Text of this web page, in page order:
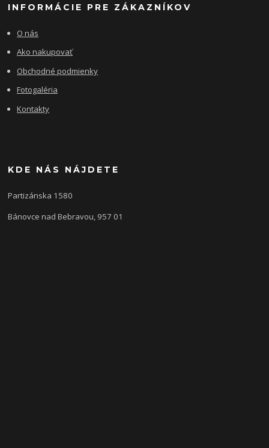
INFORMÁCIE PRE ZÁKAZNÍKOV
O nás
Ako nakupovať
Obchodné podmienky
Fotogaléria
Kontakty
KDE NÁS NÁJDETE
Partizánska 1580
Bánovce nad Bebravou, 957 01